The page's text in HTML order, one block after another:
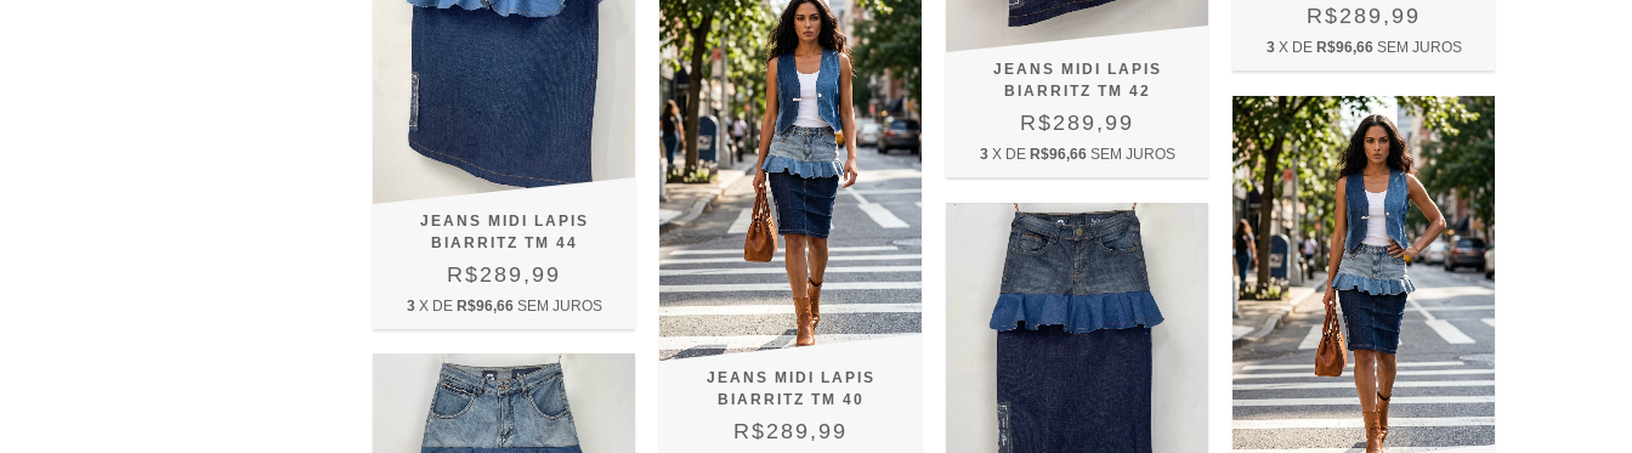
JEANS MIDI LAPIS
BIARRITZ TM 44
R$289,99
3 X DE R$96,66 SEM JUROS
JEANS MIDI LAPIS
BIARRITZ TM 42
R$289,99
3 X DE R$96,66 SEM JUROS
R$289,99
3 X DE R$96,66 SEM JUROS
JEANS MIDI LAPIS
BIARRITZ TM 40
R$289,99